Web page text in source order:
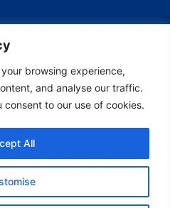
browsing experience,
and analyse our traffic.
to our use of cookies.
All
Office (EECO)